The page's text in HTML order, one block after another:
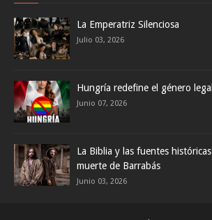
La Emperatriz Silenciosa
Julio 03, 2026
Hungría redefine el género
Junio 07, 2026
La Biblia y las fuentes
muerte de Barrabás
Junio 03, 2026